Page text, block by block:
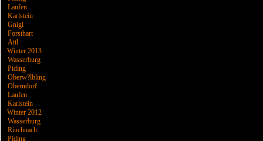
Laufen
Karlstein
Gnigl
Forsthart
Attl
Winter 2013
Wasserburg
Piding
Oberw?lbling
Oberndorf
Laufen
Karlstein
Winter 2012
Wasserburg
Rinchnach
Piding